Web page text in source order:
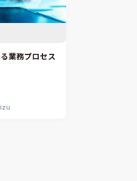
業務プロセス